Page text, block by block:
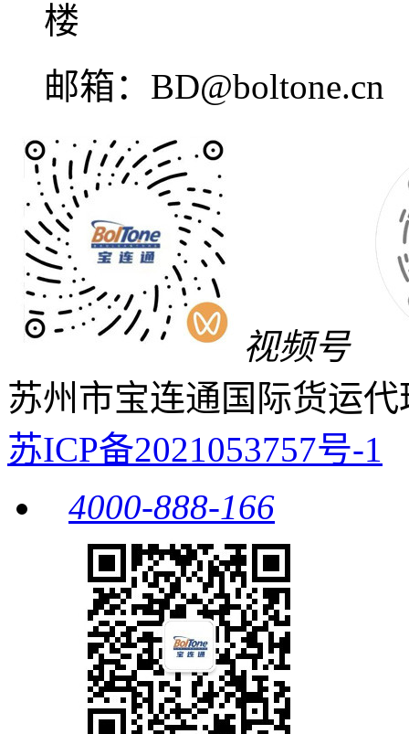
楼
邮箱： BD@boltone.cn
视频号
苏州市宝连通国际货运
苏ICP备2021053757号-1
4000-888-166